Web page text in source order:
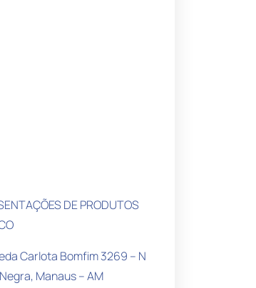
DE PRODUTOS
Carlota Bomfim 3269 – N
Manaus – AM